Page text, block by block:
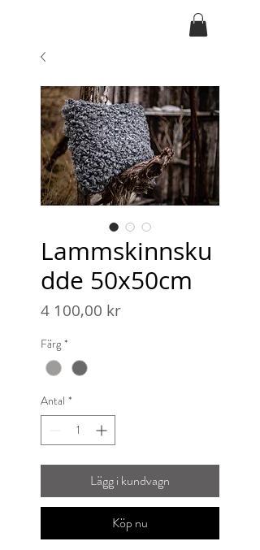
Lammskinnsku
dde 50x50cm
4 100,00 krPris
Färg *
Antal *
Lägg i kundvagn
Köp nu